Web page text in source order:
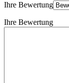
Ihre Bewertung
Ihre Bewertung